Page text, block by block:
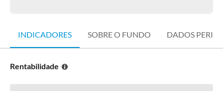
INDICADORES SOBRE O FUNDO DADOS
Rentabilidade